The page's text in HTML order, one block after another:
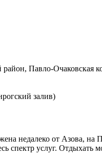
район, Павло-Очаковская
залив)
недалеко от Азова,
спектр услуг.